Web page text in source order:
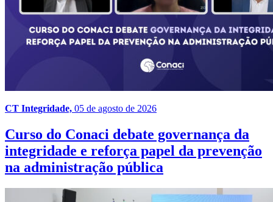
CT Integridade, 05 de agosto de 2026
Curso do Conaci debate governança da
integridade e reforça papel da prevenção
na administração pública